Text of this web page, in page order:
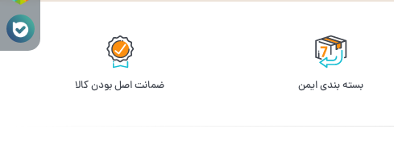
بسته بندی ایمن ﺿﻤﺎﻧﺖ اﺻﻞ ﺑﻮدن ﮐﺎﻟﺎ